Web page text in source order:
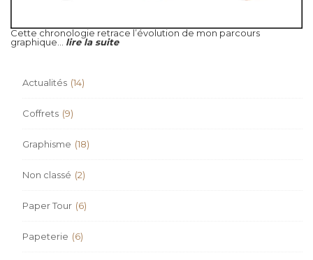
Cette chronologie retrace l’évolution de mon parcours
graphique... lire la suite
Actualités (14)
Coffrets (9)
Graphisme (18)
Non classé (2)
Paper Tour (6)
Papeterie (6)